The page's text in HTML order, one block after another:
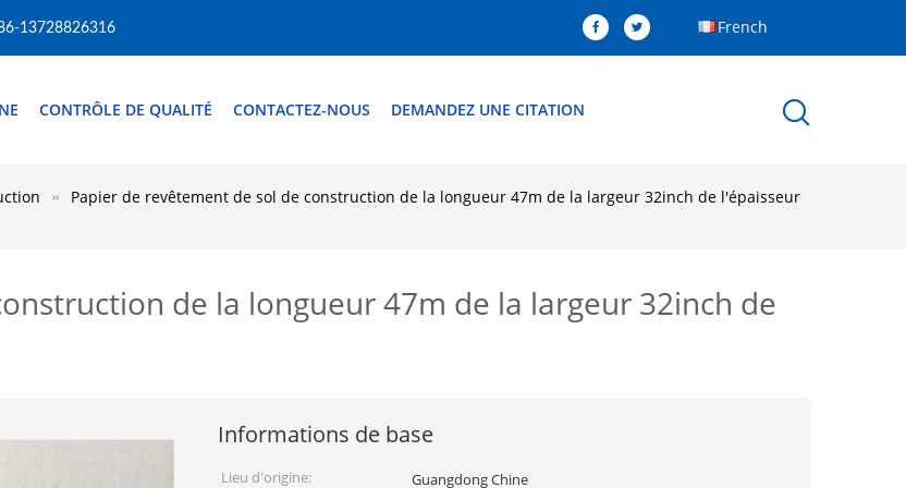
13728826316 French
CONTRÔLE DE QUALITÉ CONTACTEZ-NOUS DEMANDEZ UNE CITATION
Papier de revêtement de sol de construction de la longueur 47m de la largeur 32inch de l'épaisseur
de la longueur 47m de la largeur 32inch de
Informations de base
Lieu d'origine:
Guangdong Chine